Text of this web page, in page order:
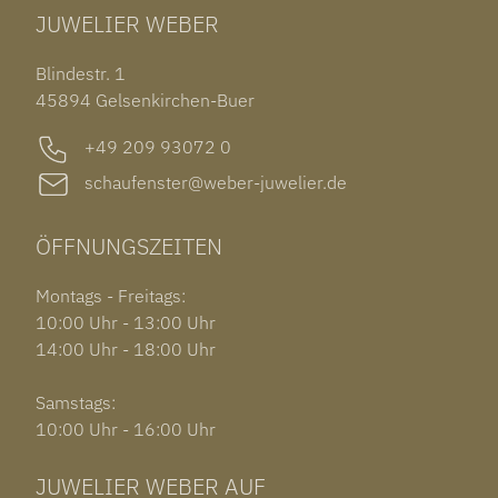
OHRSCHMUCK
OUT OF COLLECTION
ROLEX SUBMARINER DATE
GARMIN VENU 3S
JUWELIER WEBER
Blindestr. 1
45894 Gelsenkirchen-Buer
+49 209 93072 0
schaufenster@weber-juwelier.de
ÖFFNUNGSZEITEN
Montags - Freitags:
10:00 Uhr - 13:00 Uhr
14:00 Uhr - 18:00 Uhr
Samstags:
10:00 Uhr - 16:00 Uhr
JUWELIER WEBER AUF